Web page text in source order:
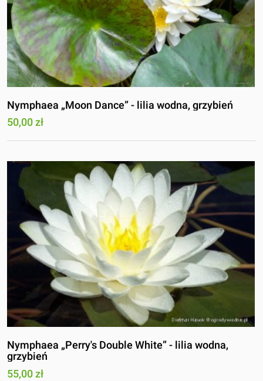
Nymphaea „Moon Dance” - lilia wodna, grzybień
50,00 zł
Nymphaea „Perry's Double White” - lilia wodna,
grzybień
55,00 zł